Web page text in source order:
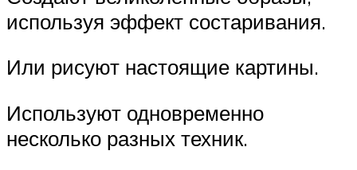
используя эффект состаривания.
Или рисуют настоящие картины.
Используют одновременно
несколько разных техник.